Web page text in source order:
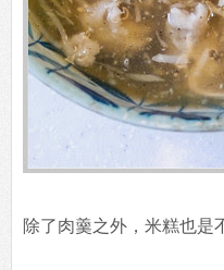
除了肉羹之外，米糕也是